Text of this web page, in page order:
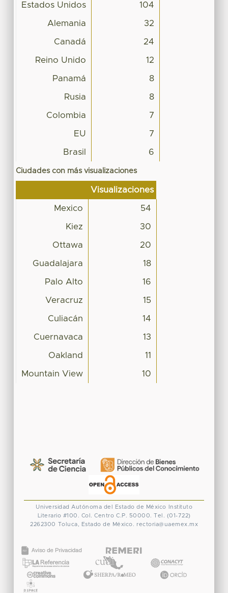
Estados Unidos 104
Alemania 32
Canadá 24
Reino Unido 12
Panamá 8
Rusia 8
Colombia 7
EU 7
Brasil 6
Ciudades con más visualizaciones
Visualizaciones
Mexico 54
Kiez 30
Ottawa 20
Guadalajara 18
Palo Alto 16
Veracruz 15
Culiacán 14
Cuernavaca 13
Oakland 11
Mountain View 10
Universidad Autónoma del Estado de México
Instituto
Literario #100. Col. Centro C.P. 50000. Tel. (01-722)
2262300 Toluca, Estado de México. rectoria@uaemex.mx